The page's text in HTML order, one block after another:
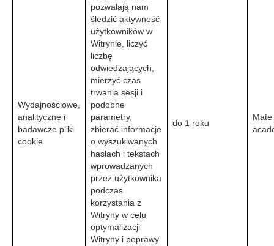
Wydajnościowe,
analityczne i
badawcze pliki
cookie
pozwalają nam
śledzić aktywność
użytkowników w
Witrynie, liczyć
liczbę
odwiedzających,
mierzyć czas
trwania sesji i
podobne
parametry,
zbierać informacje
o wyszukiwanych
hasłach i tekstach
wprowadzanych
przez użytkownika
podczas
korzystania z
Witryny w celu
optymalizacji
Witryny i poprawy
do 1 roku
Mate